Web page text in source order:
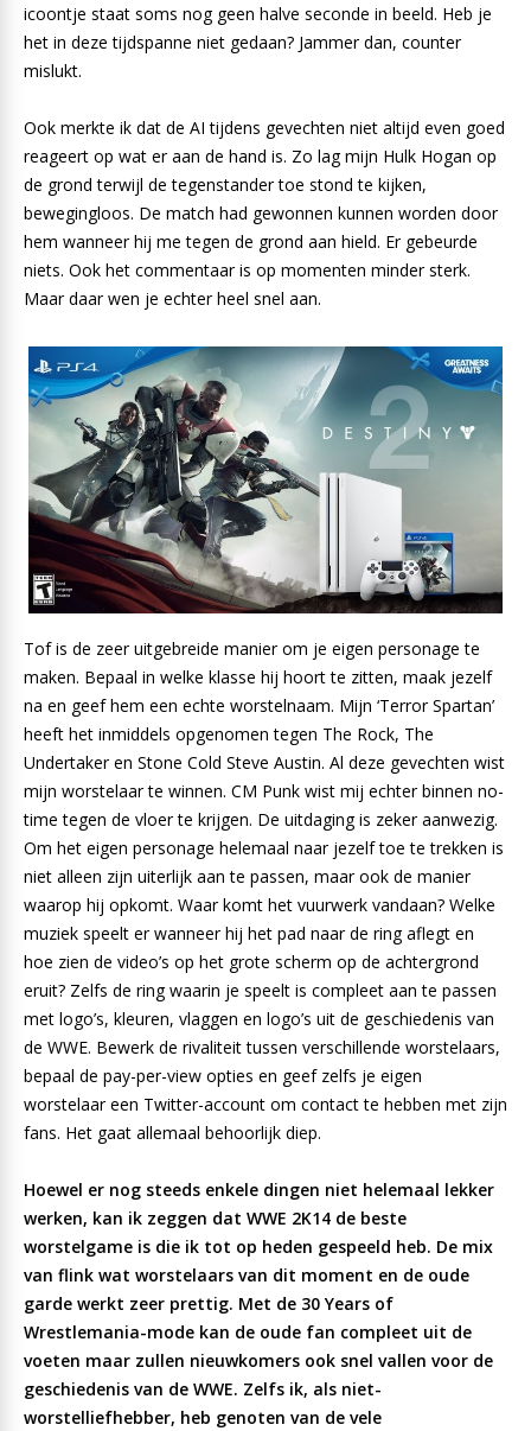
icoontje staat soms nog geen halve seconde in beeld. Heb je
het in deze tijdspanne niet gedaan? Jammer dan, counter
mislukt.
Ook merkte ik dat de AI tijdens gevechten niet altijd even goed
reageert op wat er aan de hand is. Zo lag mijn Hulk Hogan op
de grond terwijl de tegenstander toe stond te kijken,
bewegingloos. De match had gewonnen kunnen worden door
hem wanneer hij me tegen de grond aan hield. Er gebeurde
niets. Ook het commentaar is op momenten minder sterk.
Maar daar wen je echter heel snel aan.
Tof is de zeer uitgebreide manier om je eigen personage te
maken. Bepaal in welke klasse hij hoort te zitten, maak jezelf
na en geef hem een echte worstelnaam. Mijn ‘Terror Spartan’
heeft het inmiddels opgenomen tegen The Rock, The
Undertaker en Stone Cold Steve Austin. Al deze gevechten wist
mijn worstelaar te winnen. CM Punk wist mij echter binnen no-
time tegen de vloer te krijgen. De uitdaging is zeker aanwezig.
Om het eigen personage helemaal naar jezelf toe te trekken is
niet alleen zijn uiterlijk aan te passen, maar ook de manier
waarop hij opkomt. Waar komt het vuurwerk vandaan? Welke
muziek speelt er wanneer hij het pad naar de ring aflegt en
hoe zien de video’s op het grote scherm op de achtergrond
eruit? Zelfs de ring waarin je speelt is compleet aan te passen
met logo’s, kleuren, vlaggen en logo’s uit de geschiedenis van
de WWE. Bewerk de rivaliteit tussen verschillende worstelaars,
bepaal de pay-per-view opties en geef zelfs je eigen
worstelaar een Twitter-account om contact te hebben met zijn
fans. Het gaat allemaal behoorlijk diep.
Hoewel er nog steeds enkele dingen niet helemaal lekker
werken, kan ik zeggen dat WWE 2K14 de beste
worstelgame is die ik tot op heden gespeeld heb. De mix
van flink wat worstelaars van dit moment en de oude
garde werkt zeer prettig. Met de 30 Years of
Wrestlemania-mode kan de oude fan compleet uit de
voeten maar zullen nieuwkomers ook snel vallen voor de
geschiedenis van de WWE. Zelfs ik, als niet-
worstelliefhebber, heb genoten van de vele